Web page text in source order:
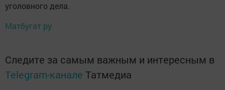
уголовного дела.
Матбугат ру
Следите за самым важным и интересным в
Telegram-канале Татмедиа